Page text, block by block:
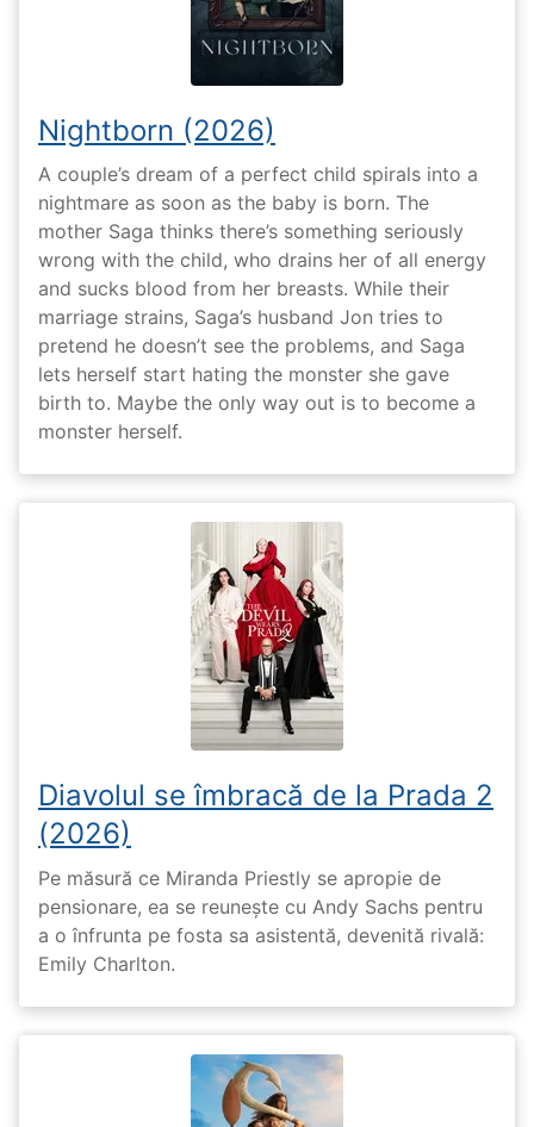
Nightborn (2026)
A couple’s dream of a perfect child spirals into a
nightmare as soon as the baby is born. The
mother Saga thinks there’s something seriously
wrong with the child, who drains her of all energy
and sucks blood from her breasts. While their
marriage strains, Saga’s husband Jon tries to
pretend he doesn’t see the problems, and Saga
lets herself start hating the monster she gave
birth to. Maybe the only way out is to become a
monster herself.
Diavolul se îmbracă de la Prada 2
(2026)
Pe măsură ce Miranda Priestly se apropie de
pensionare, ea se reunește cu Andy Sachs pentru
a o înfrunta pe fosta sa asistentă, devenită rivală:
Emily Charlton.